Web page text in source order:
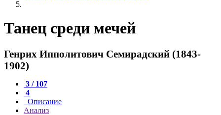
Танец среди мечей
Генрих Ипполитович Семирадский (1843-
1902)
3 / 107
4
Описание
Анализ